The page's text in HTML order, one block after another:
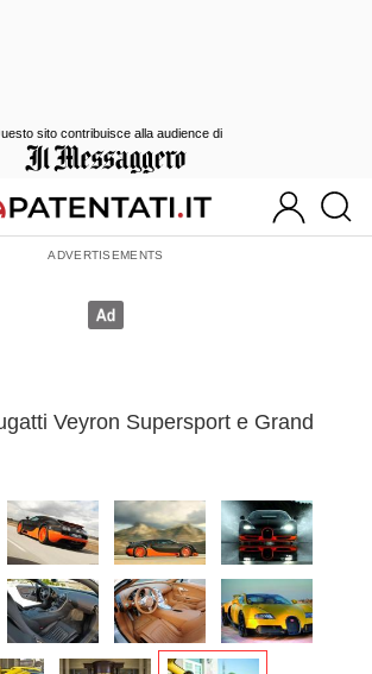
Veyron Supersport e Grand
sito contribuisce alla audience di